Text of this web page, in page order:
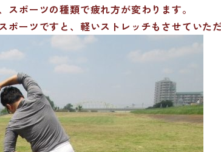
ポーツの種類で疲れ方が変わります。
ポーツですと、軽いストレッチもさせてい